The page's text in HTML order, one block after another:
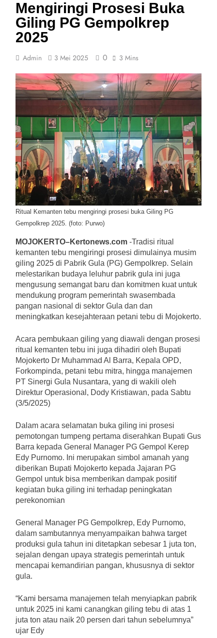
Mengiringi Prosesi Buka
Giling PG Gempolkrep
2025
Admin 3 Mei 2025 0 3 Mins
Ritual Kemanten tebu mengiringi prosesi buka Giling PG
Gempolkrep 2025. (foto: Purwo)
MOJOKERTO–Kertonews.com -Tradisi ritual
kemanten tebu mengiringi prosesi dimulainya musim
giling 2025 di Pabrik Gula (PG) Gempolkrep. Selain
melestarikan budaya leluhur pabrik gula ini juga
mengusung semangat baru dan komitmen kuat untuk
mendukung program pemerintah swasembada
pangan nasional di sektor Gula dan dan
meningkatkan kesejahteraan petani tebu di Mojokerto.
Acara pembukaan giling yang diawali dengan prosesi
ritual kemanten tebu ini juga dihadiri oleh Bupati
Mojokerto Dr Muhammad Al Barra, Kepala OPD,
Forkompinda, petani tebu mitra, hingga manajemen
PT Sinergi Gula Nusantara, yang di wakili oleh
Direktur Operasional, Dody Kristiawan, pada Sabtu
(3/5/2025)
Dalam acara selamatan buka giling ini prosesi
pemotongan tumpeng pertama diserahkan Bupati Gus
Barra kepada General Manager PG Gempol Kerep
Edy Purnomo. Ini merupakan simbol amanah yang
diberikan Bupati Mojokerto kepada Jajaran PG
Gempol untuk bisa memberikan dampak positif
kegiatan buka giling ini terhadap peningkatan
perekonomian
General Manager PG Gempolkrep, Edy Purnomo,
dalam sambutannya menyampaikan bahwa target
produksi gula tahun ini ditetapkan sebesar 1 juta ton,
sejalan dengan upaya strategis pemerintah untuk
mencapai kemandirian pangan, khususnya di sektor
gula.
“Kami bersama manajemen telah menyiapkan pabrik
untuk 2025 ini kami canangkan giling tebu di atas 1
juta ton atau naik 20 persen dari tahun sebelumnya”
ujar Edy